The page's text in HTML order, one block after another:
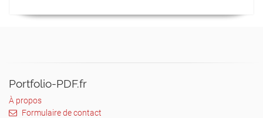
Portfolio-PDF.fr
À propos
Formulaire de contact